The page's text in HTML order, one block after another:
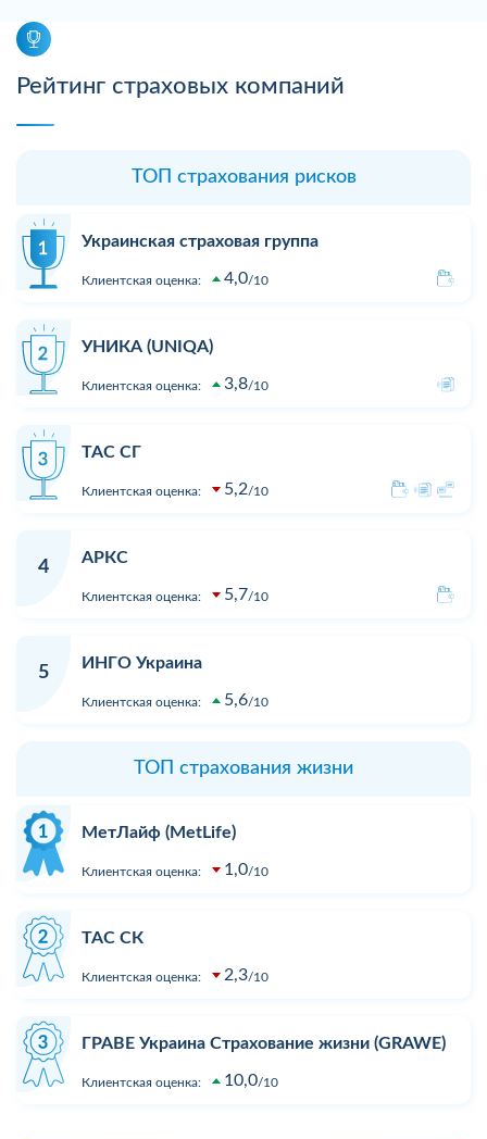
Рейтинг страховых компаний
ТОП страхования рисков
Украинская страховая группа
Клиентская оценка: 4,0 10
УНИКА (UNIQA)
Клиентская оценка: 3,8 10
ТАС СГ
Клиентская оценка: 5,2 10
4
АРКС
Клиентская оценка: 5,7 10
5
ИНГО Украина
Клиентская оценка: 5,6 10
ТОП страхования жизни
МетЛайф (MetLife)
Клиентская оценка: 1,0 10
ТАС СК
Клиентская оценка: 2,3 10
ГРАВЕ Украина Страхование жизни (GRAWE)
Клиентская оценка: 10,0 10